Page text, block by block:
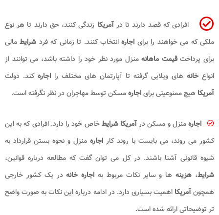
افرادی که قصد دارند تا درآمریکا زندگی کنند، حق دارند تا هر نوع
ملکی که می خواهند را برای اجاره انتخاب کنند. تا زمانی که فرد شرایطمالی
برای پرداختقیمت ماهانهمنزل مورد نظر خود را داشته باشد، می توانند از
انواعخانه های ویلایی گرفته تا آپارتمان های مختلف را اجارهکند. دولت
آمریکا هیچ ممنوعیتی برایاجارهمسکن توسط مهاجران در نظر نگرفته است.
اجارهمنزل و مسکن درآمریکا شرایطخاص خود را دارد. افرادی که به این
کشور می روند، می بایست با روند کار اجاره منزل و نحوه بستن قرارداد به
شیوه قانونی آشنا باشند. در کل می توان گفت که مطالعه درباره قوانین،
شرایط، هزینهها و سایر نکات مربوط به اجاره خانهدر یک کشور خارجی
همچونآمریکااهمیت بسیاری دارد. در ادامه درباره این نکات به صورت واضح
تر توضیحاتی ارائه شده است.